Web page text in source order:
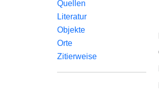
Quellen
Literatur
Objekte
Orte
Zitierweise